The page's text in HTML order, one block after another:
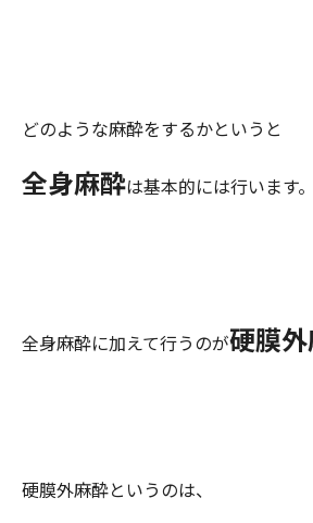
どのような麻酔をするかというと
全身麻酔は基本的には行います。
全身麻酔に加えて行うのが硬膜
硬膜外麻酔というのは、